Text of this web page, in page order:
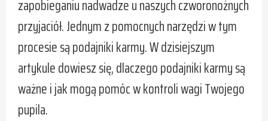
zapobieganiu nadwadze u naszych czworonożnych
przyjaciół. Jednym z pomocnych narzędzi w tym
procesie są podajniki karmy. W dzisiejszym
artykule dowiesz się, dlaczego podajniki karmy są
ważne i jak mogą pomóc w kontroli wagi Twojego
pupila.